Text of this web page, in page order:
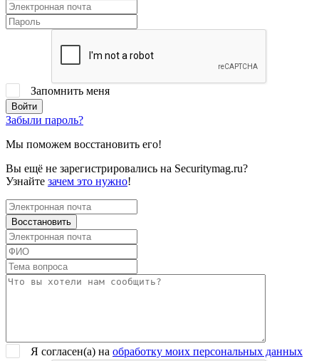
Запомнить меня
Забыли пароль?
Мы поможем восстановить его!
Вы ещё не зарегистрировались на Securitymag.ru?
Узнайте зачем это нужно!
Я согласен(a) на обработку моих персональных данных